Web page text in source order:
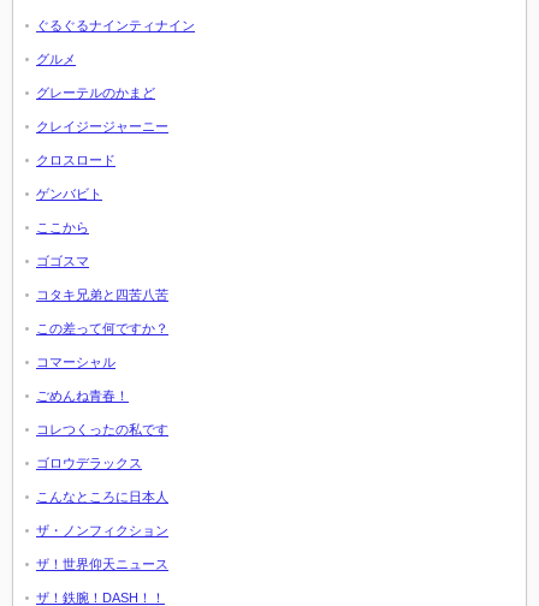
ぐるぐるナインティナイン
グルメ
グレーテルのかまど
クレイジージャーニー
クロスロード
ゲンバビト
ここから
ゴゴスマ
コタキ兄弟と四苦八苦
この差って何ですか？
コマーシャル
ごめんね青春！
コレつくったの私です
ゴロウデラックス
こんなところに日本人
ザ・ノンフィクション
ザ！世界仰天ニュース
ザ！鉄腕！DASH！！